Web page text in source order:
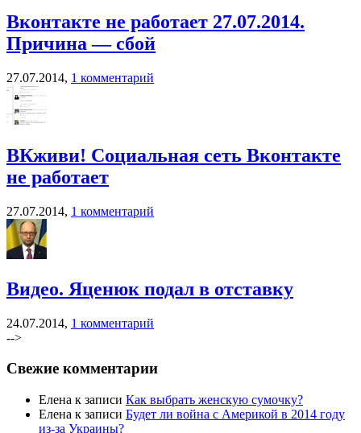
Вконтакте не работает 27.07.2014.
Причина — сбой
27.07.2014, 1 комментарий
ВКживи! Социальная сеть Вконтакте
не работает
27.07.2014, 1 комментарий
Видео. Яценюк подал в отставку
24.07.2014, 1 комментарий
-->
Свежие комментарии
Елена к записи Как выбрать женскую сумочку?
Елена к записи Будет ли война с Америкой в 2014 году
из-за Украины?